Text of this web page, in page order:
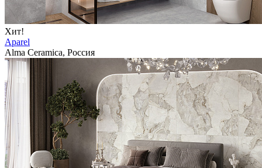
Хит!
Aparel
Alma Ceramica, Россия